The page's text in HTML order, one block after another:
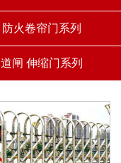
防火卷帘门系列
道闸 伸缩门系列